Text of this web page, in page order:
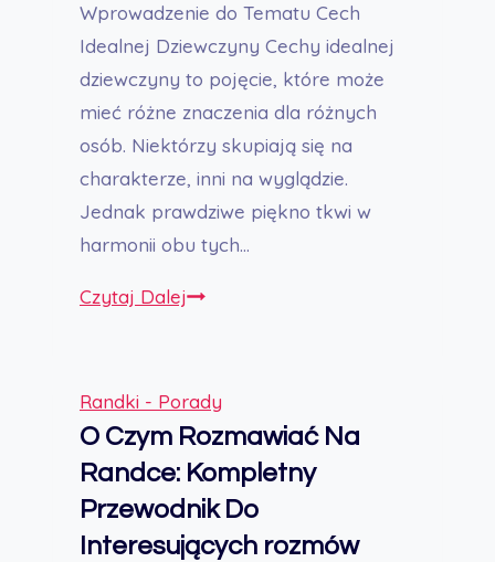
Wprowadzenie do Tematu Cech
Idealnej Dziewczyny Cechy idealnej
dziewczyny to pojęcie, które może
mieć różne znaczenia dla różnych
osób. Niektórzy skupiają się na
charakterze, inni na wyglądzie.
Jednak prawdziwe piękno tkwi w
harmonii obu tych…
Czytaj Dalej15
Dziewczyny:
Kompleksowy
Przewodnik
Randki - Porady
O Czym Rozmawiać Na
Randce: Kompletny
Przewodnik Do
Interesujących rozmów